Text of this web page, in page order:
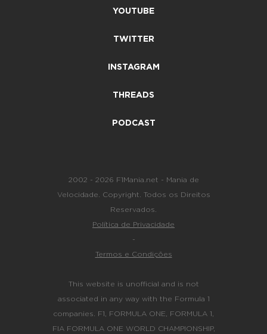
YOUTUBE
TWITTER
INSTAGRAM
THREADS
PODCAST
2002 - 2026 F1Mania.net - Mania de
Velocidade. Copyright. Todos os Direitos
Reservados.
Política de Privacidade
-
Termos e Condições
This website is unofficial and is not
associated in any way with the Formula 1
companies. F1, FORMULA ONE, FORMULA 1,
FIA FORMULA ONE WORLD CHAMPIONSHIP,